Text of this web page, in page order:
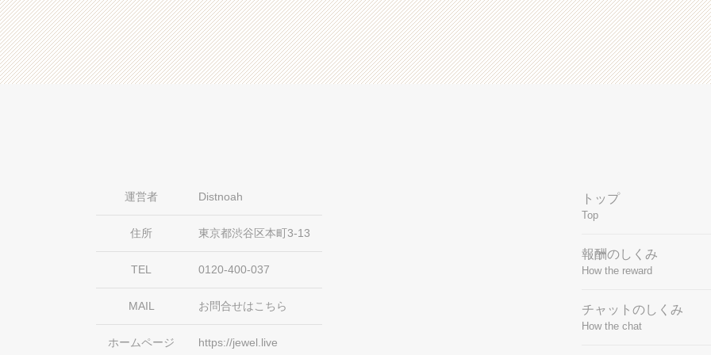
運営者 Distnoah
住所 東京都渋谷区本町3-13
TEL 0120-400-037
MAIL お問合せはこちら
ホームページ https://jewel.live
トップ
Top
報酬のしくみ
How the reward
チャットのしくみ
How the chat